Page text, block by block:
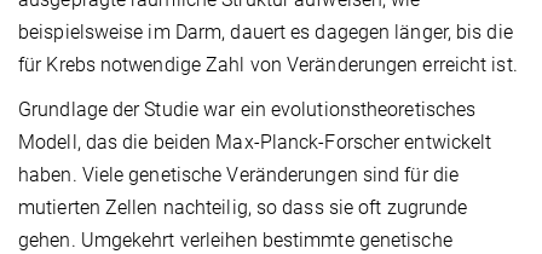
beispielsweise im Darm, dauert es dagegen länger, bis die
für Krebs notwendige Zahl von Veränderungen erreicht ist.
Grundlage der Studie war ein evolutionstheoretisches
Modell, das die beiden Max-Planck-Forscher entwickelt
haben. Viele genetische Veränderungen sind für die
mutierten Zellen nachteilig, so dass sie oft zugrunde
gehen. Umgekehrt verleihen bestimmte genetische